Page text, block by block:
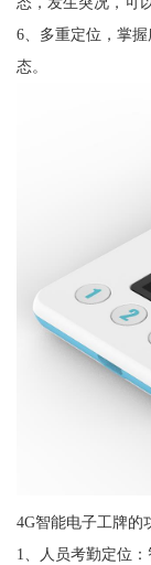
6、多重定位，掌
态。
4G智能电子工牌的
1、人员考勤定位